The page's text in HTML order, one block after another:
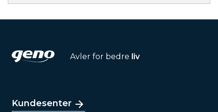
Avler for bedre liv
Kundesenter